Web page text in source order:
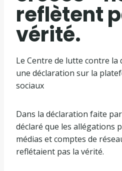
reflètent
vérité.
Le Centre de lutte contre
une déclaration sur la
sociaux
Dans la déclaration faite
déclaré que les allégations
médias et comptes de
reflétaient pas la vérité.